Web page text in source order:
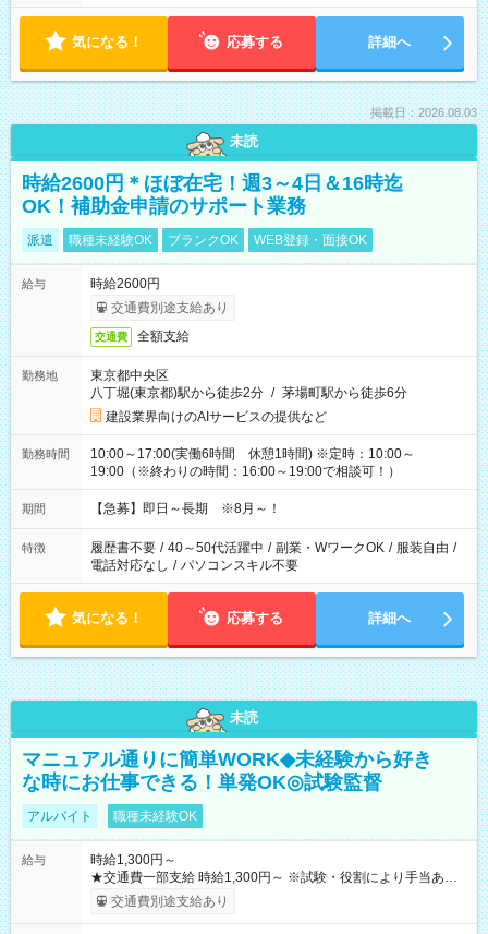
気になる！ 応募する 詳細へ
掲載日：2026.08.03
未読
時給2600円＊ほぼ在宅！週3～4日＆16時迄
OK！補助金申請のサポート業務
派遣 職種未経験OK ブランクOK WEB登録・面接OK
給与
時給2600円
交通費別途支給あり
交通費 全額支給
勤務地
東京都中央区
八丁堀(東京都)駅から徒歩2分 / 茅場町駅から徒歩6分
建設業界向けのAIサービスの提供など
勤務時間
10:00～17:00(実働6時間 休憩1時間) ※定時：10:00～
19:00（※終わりの時間：16:00～19:00で相談可！）
期間 【急募】即日～長期 ※8月～！
特徴 履歴書不要 / 40～50代活躍中 / 副業・WワークOK / 服装自由 /
電話対応なし / パソコンスキル不要
気になる！ 応募する 詳細へ
未読
マニュアル通りに簡単WORK◆未経験から好き
な時にお仕事できる！単発OK◎試験監督
アルバイト 職種未経験OK
給与
時給1,300円～
★交通費一部支給 時給1,300円～ ※試験・役割により手当あり
※勤務回数により昇給あり 【即給（前払い）オプションあ
り！】 希望される場合、勤務から1週間ほどで給与の一部を受け
交通費別途支給あり